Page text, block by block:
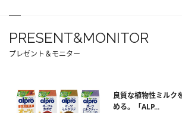
PRESENT&MONITOR
プレゼント＆モニター
良質な植物性ミルク
める。「ALP...